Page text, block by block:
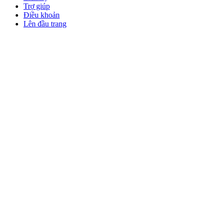
Trợ giúp
Điều khoản
Lên đầu trang